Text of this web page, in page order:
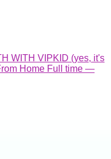
WITH VIPKID (yes, it's
Home Full time —